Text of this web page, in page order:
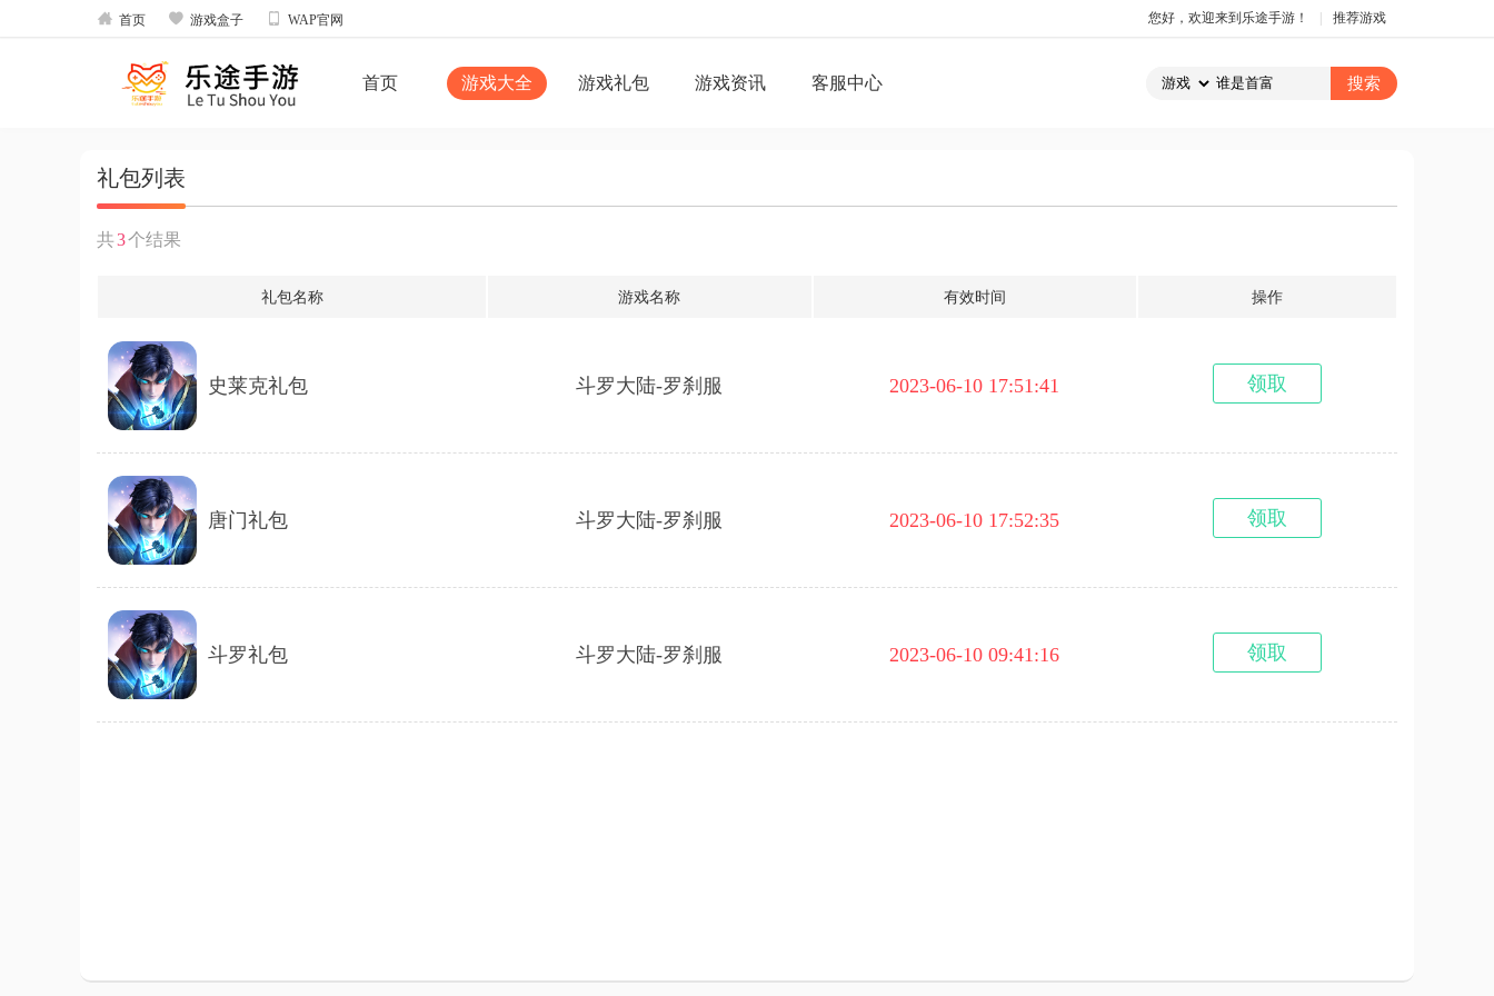
 首页  游戏盒子  WAP官网 您好，欢迎来到乐途手游！ 推荐游戏
首页 游戏大全 游戏礼包 游戏资讯 客服中心
礼包列表
共3个结果
礼包名称 游戏名称 有效时间 操作
史莱克礼包 斗罗大陆-罗刹服 2023-06-10 17:51:41 领取
唐门礼包 斗罗大陆-罗刹服 2023-06-10 17:52:35 领取
斗罗礼包 斗罗大陆-罗刹服 2023-06-10 09:41:16 领取